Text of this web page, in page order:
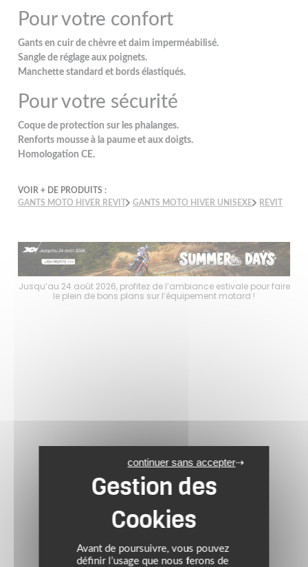
Pour votre confort
Gants en cuir de chèvre et daim imperméabilisé.
Sangle de réglage aux poignets.
Manchette standard et bords élastiqués.
Pour votre sécurité
Coque de protection sur les phalanges.
Renforts mousse à la paume et aux doigts.
Homologation CE.
VOIR + DE PRODUITS :
GANTS MOTO HIVER REVIT
GANTS MOTO HIVER UNISEXE REVIT
Jusqu’au 24 août 2026, profitez de l’ambiance estivale pour faire
le plein de bons plans sur l’équipement motard !
Avant de poursuivre, vous pouvez
définir l’usage que nous ferons de
continuer sans accepter